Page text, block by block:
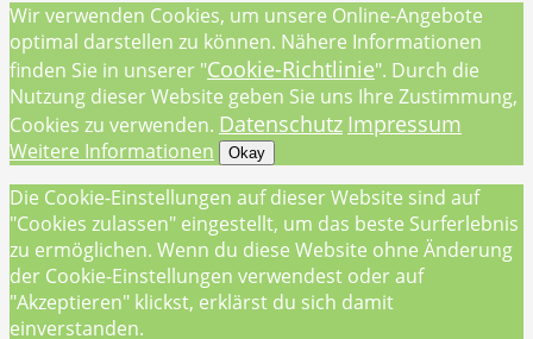
Wir verwenden Cookies, um unsere Online-Angebote
optimal darstellen zu können. Nähere Informationen
finden Sie in unserer "Cookie-Richtlinie". Durch die
Nutzung dieser Website geben Sie uns Ihre Zustimmung,
Cookies zu verwenden. Datenschutz Impressum
Weitere Informationen Okay
Die Cookie-Einstellungen auf dieser Website sind auf
"Cookies zulassen" eingestellt, um das beste Surferlebnis
zu ermöglichen. Wenn du diese Website ohne Änderung
der Cookie-Einstellungen verwendest oder auf
"Akzeptieren" klickst, erklärst du sich damit
einverstanden.